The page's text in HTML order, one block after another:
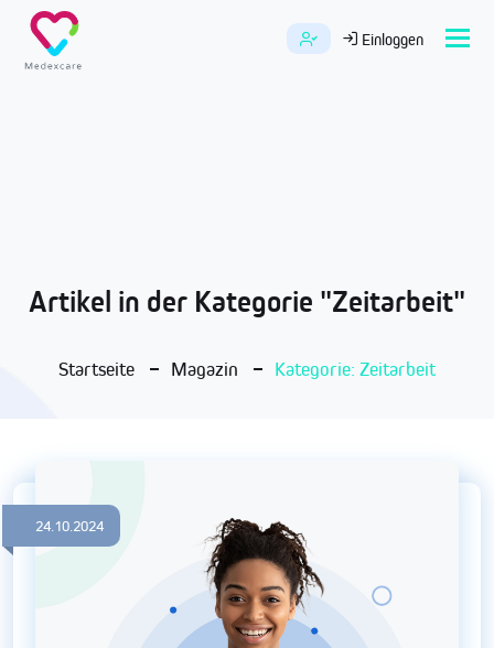
Einloggen
Artikel in der Kategorie "Zeitarbeit"
Startseite Magazin Kategorie: Zeitarbeit
24.10.2024